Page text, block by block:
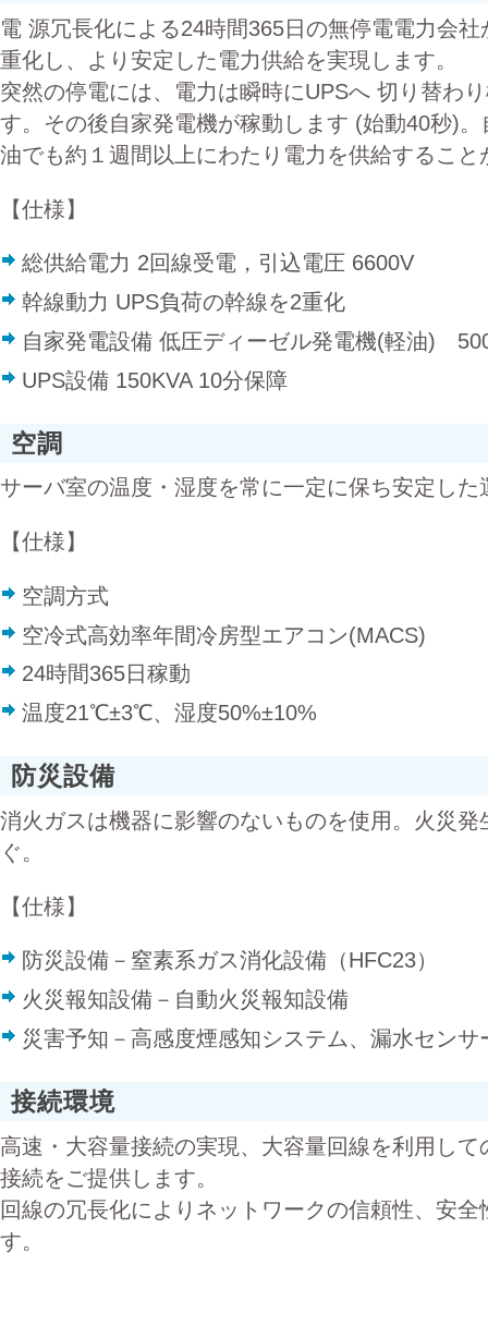
電 源冗長化による24時間365日の無停電電力会
重化し、より安定した電力供給を実現します。
突然の停電には、電力は瞬時にUPSへ 切り替わ
す。その後自家発電機が稼動します (始動40秒)
油でも約１週間以上にわたり電力を供給すること
【仕様】
総供給電力 2回線受電，引込電圧 6600V
幹線動力 UPS負荷の幹線を2重化
自家発電設備 低圧ディーゼル発電機(軽油)
UPS設備 150KVA 10分保障
空調
サーバ室の温度・湿度を常に一定に保ち安定した
【仕様】
空調方式
空冷式高効率年間冷房型エアコン(MACS)
24時間365日稼動
温度21℃±3℃、湿度50%±10%
防災設備
消火ガスは機器に影響のないものを使用。火災発
ぐ。
【仕様】
防災設備－窒素系ガス消化設備（HFC23）
火災報知設備－自動火災報知設備
災害予知－高感度煙感知システム、漏水センサ
接続環境
高速・大容量接続の実現、大容量回線を利用し
接続をご提供します。
回線の冗長化によりネットワークの信頼性、安
す。